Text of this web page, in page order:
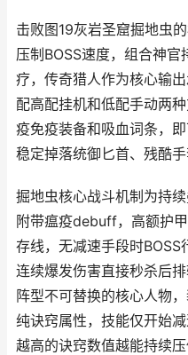
击败图19灰岩圣窟掘地虫
压制BOSS速度，组合神
疗，传奇猎人作为核心输
配高配挂机和低配手动两
疫免疫装备和吸血词条，
稳定掉落统御匕首、残酷
掘地虫核心战斗机制为持
附带瘟疫debuff，高额护
存线，无减速手段时
连续爆发伤害直接秒杀后
阵型不可替换的核心人物
纯诀窍属性，技能仅开始
越高的诀窍数值越能持续